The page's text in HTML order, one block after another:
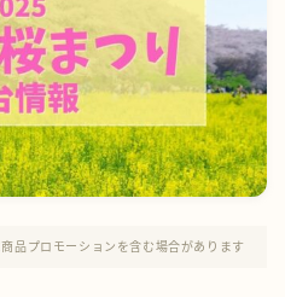
品プロモーションを含む場合があります